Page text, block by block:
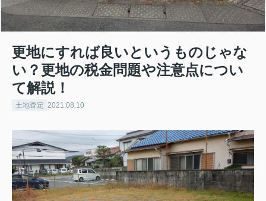
更地にすれば良いというものじゃな
い？更地の税金問題や注意点につい
て解説！
土地査定 2021.08.10